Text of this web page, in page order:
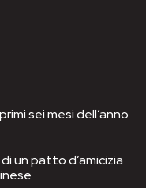
sei mesi dell’anno
un patto d’amicizia